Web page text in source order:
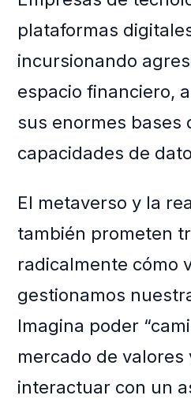
plataformas
incursionando
espacio financiero,
sus enormes bases
capacidades de
El metaverso y la
también prometen
radicalmente cómo
gestionamos
Imagina poder
mercado de valores
interactuar con un